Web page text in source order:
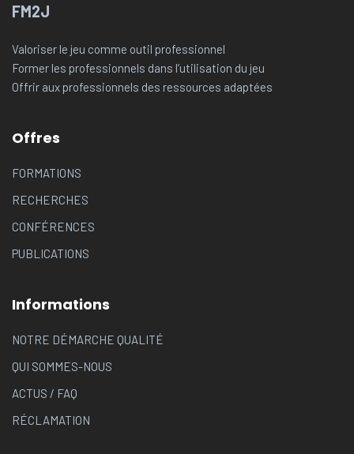
FM2J
Valoriser le jeu comme outil professionnel
Former les professionnels dans l’utilisation du jeu
Offrir aux professionnels des ressources adaptées
Offres
FORMATIONS
RECHERCHES
CONFÉRENCES
PUBLICATIONS
Informations
NOTRE DÉMARCHE QUALITÉ
QUI SOMMES-NOUS
ACTUS / FAQ
RÉCLAMATION